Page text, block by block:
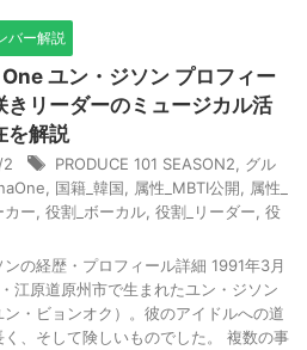
バー解説
ユン・ジソン プロフィー
きリーダーのミュージカル活
を解説
2 PRODUCE 101 SEASON2
グル
国籍_韓国 属性_MBTI公開
属性_
カー 役割_ボーカル 役割_リーダー 役
ンの経歴・プロフィール詳細 1991年3月
江原道原州市で生まれたユン・ジソン
ン・ビョンオク）。彼のアイドルへの道
く、そして険しいものでした。 複数の事